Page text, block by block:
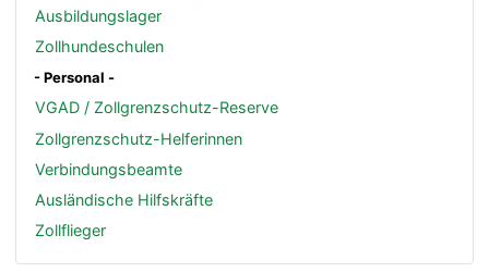
Ausbildungslager
Zollhundeschulen
- Personal -
VGAD / Zollgrenzschutz-Reserve
Zollgrenzschutz-Helferinnen
Verbindungsbeamte
Ausländische Hilfskräfte
Zollflieger